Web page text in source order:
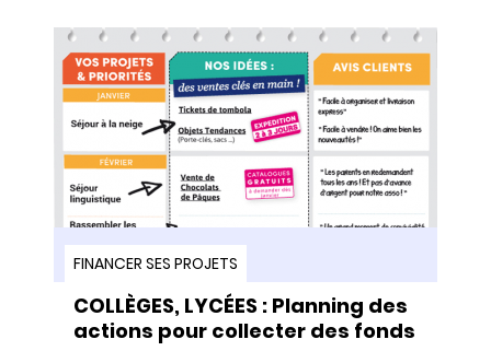
FINANCER SES PROJETS
COLLÈGES, LYCÉES : Planning des
actions pour collecter des fonds